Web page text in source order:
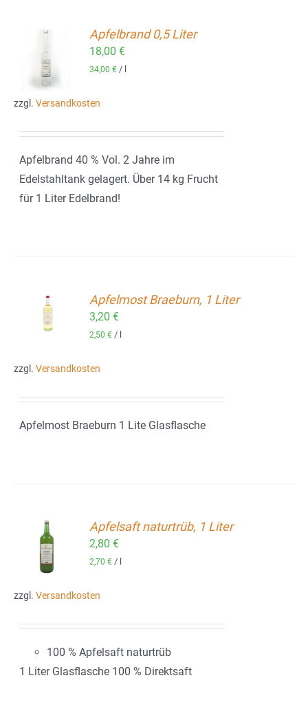
Apfelbrand 0,5 Liter
18,00€
34,00€ /
zzgl. Versandkosten
Apfelbrand 40 % Vol. 2 Jahre im
Edelstahltank gelagert. Über 14 kg Frucht
für 1 Liter Edelbrand!
Apfelmost Braeburn, 1 Liter
3,20€
2,50€ /
zzgl. Versandkosten
Apfelmost Braeburn 1 Lite Glasflasche
Apfelsaft naturtrüb, 1 Liter
2,80€
2,70€ /
zzgl. Versandkosten
100 % Apfelsaft naturtrüb
1 Liter Glasflasche 100 % Direktsaft